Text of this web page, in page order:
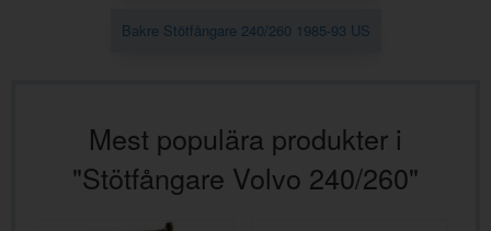
Bakre Stötfångare 240/260 1985-93 US
Mest populära produkter i
"Stötfångare Volvo 240/260"